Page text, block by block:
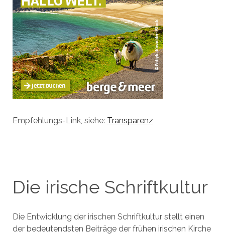
Empfehlungs-Link, siehe: Transparenz
Die irische Schriftkultur
Die Entwicklung der irischen Schriftkultur stellt einen
der bedeutendsten Beiträge der frühen irischen Kirche